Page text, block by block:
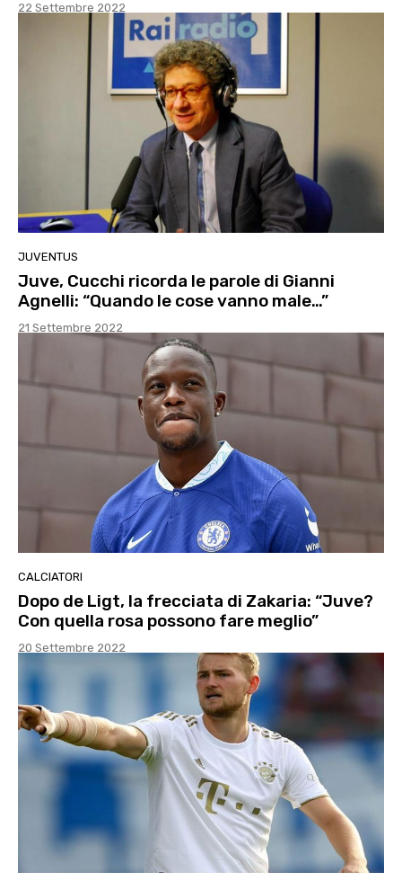
22 Settembre 2022
JUVENTUS
Juve, Cucchi ricorda le parole di Gianni
Agnelli: “Quando le cose vanno male…”
21 Settembre 2022
CALCIATORI
Dopo de Ligt, la frecciata di Zakaria: “Juve?
Con quella rosa possono fare meglio”
20 Settembre 2022